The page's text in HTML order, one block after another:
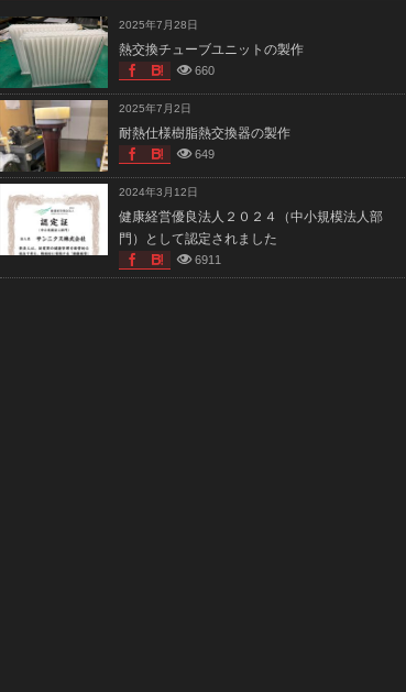
2025年7月28日
熱交換チューブユニットの製作
660
2025年7月2日
耐熱仕様樹脂熱交換器の製作
649
2024年3月12日
健康経営優良法人２０２４（中小規模法人部
門）として認定されました
6911